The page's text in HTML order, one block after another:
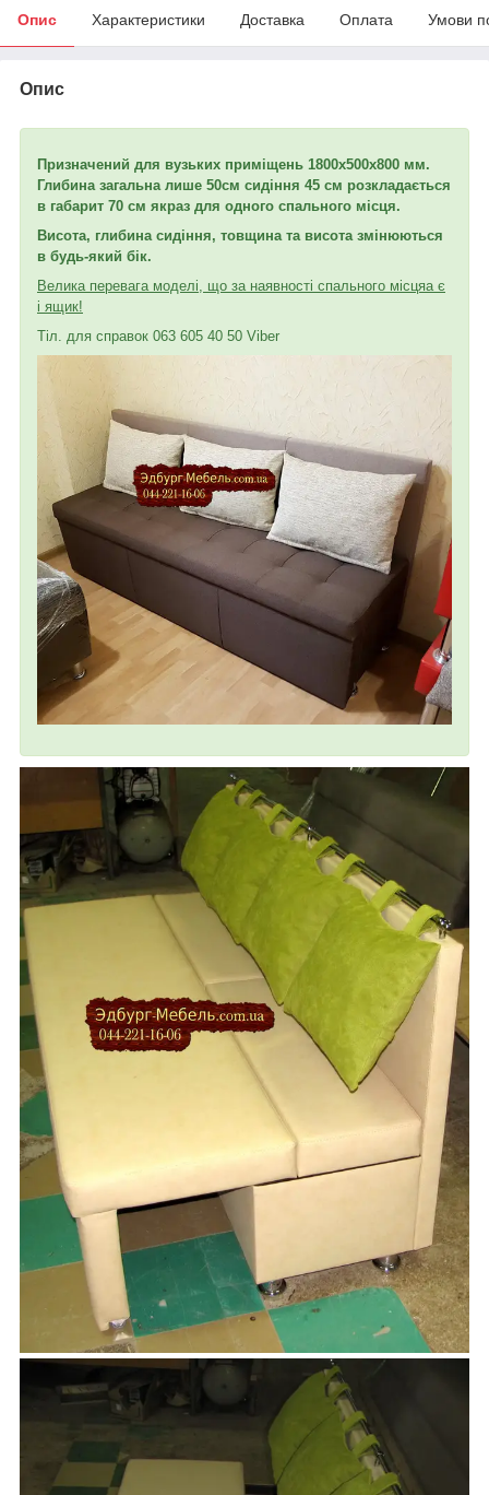
Опис Характеристики Доставка Оплата Умови
Опис
Призначений для вузьких приміщень 1800х500х800 мм.
Глибина загальна лише 50см сидіння 45 см розкладається
в габарит 70 см якраз для одного спального місця.
Висота, глибина сидіння, товщина та висота змінюються
в будь-який бік.
Велика перевага моделі, що за наявності спального місцяа є
і ящик!
Тіл. для справок 063 605 40 50 Viber